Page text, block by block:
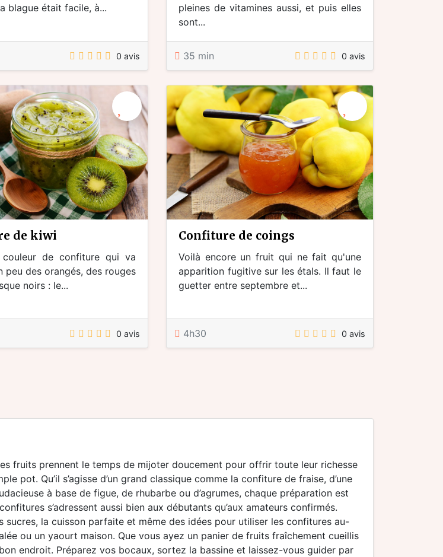
blague était facile, à...
0 avis
pleines de vitamines aussi, et puis elles
sont...
35 min 0 avis
de kiwi
couleur de confiture qui va
peu des orangés, des rouges
noirs : le...
0 avis
confiture de coings
Voilà encore un fruit qui ne fait qu'une
apparition fugitive sur les étals. Il faut le
guetter entre septembre et...
4h30 0 avis
fruits prennent le temps de mijoter doucement pour offrir toute leur richesse
pot. Qu’il s’agisse d’un grand classique comme la confiture de fraise, d’une
à base de figue, de rhubarbe ou d’agrumes, chaque préparation est
s’adressent aussi bien aux débutants qu’aux amateurs confirmés.
la cuisson parfaite et même des idées pour utiliser les confitures au-
ou un yaourt maison. Que vous ayez un panier de fruits fraîchement cueillis
endroit. Préparez vos bocaux, sortez la bassine et laissez-vous guider par